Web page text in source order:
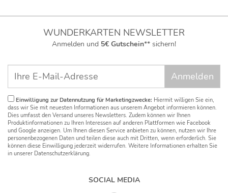
WUNDERKARTEN NEWSLETTER
Anmelden und 5€ Gutschein** sichern!
Einwilligung zur Datennutzung für Marketingzwecke: Hiermit willigen Sie ein,
dass wir Sie mit neuesten Informationen aus unserem Angebot informieren können.
Dies umfasst den Versand unseres Newsletters. Zudem können wir Ihnen
Produktinformationen zu Ihren Interessen auf anderen Plattformen wie Facebook
und Google anzeigen. Um Ihnen diesen Service anbieten zu können, nutzen wir Ihre
personenbezogenen Daten und teilen diese auch mit Dritten, wenn erforderlich. Sie
können diese Einwilligung jederzeit widerrufen. Weitere Informationen erhalten Sie
in unserer Datenschutzerklärung.
SOCIAL MEDIA